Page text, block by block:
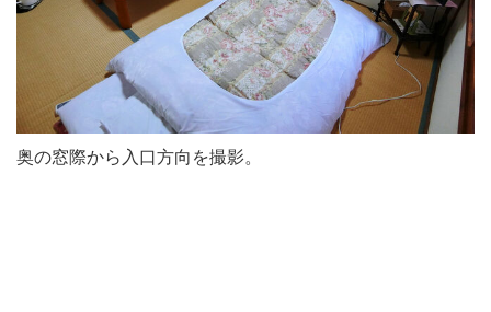
奥の窓際から入口方向を撮影。